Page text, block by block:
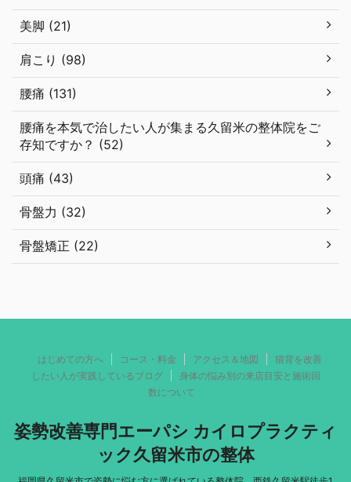
美脚 (21)
肩こり (98)
腰痛 (131)
腰痛を本気で治したい人が集まる久留米の整体院をご
存知ですか？ (52)
頭痛 (43)
骨盤力 (32)
骨盤矯正 (22)
はじめての方へ コース・料金 アクセス＆地図
猫背を改善
したい人が実践しているブログ
身体の悩み別の来店目安と施術回
数について
姿勢改善専門エーパシ カイロプラクティ
ック久留米市の整体